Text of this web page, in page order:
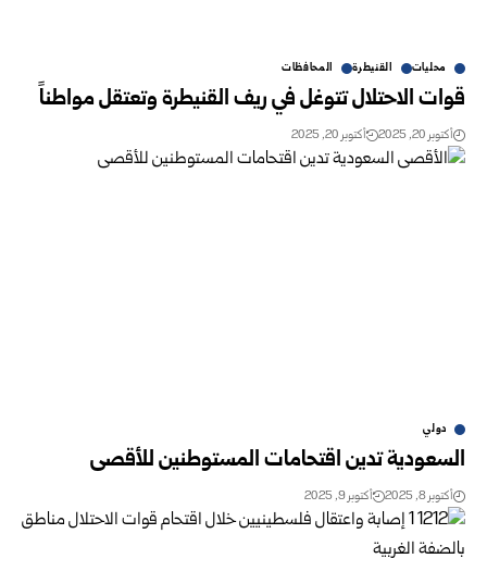
محليات القنيطرة المحافظات
قوات الاحتلال تتوغل في ريف القنيطرة وتعتقل مواطناً
أكتوبر 20, 2025 أكتوبر 20, 2025
دولي
السعودية تدين اقتحامات المستوطنين للأقصى
أكتوبر 8, 2025 أكتوبر 9, 2025